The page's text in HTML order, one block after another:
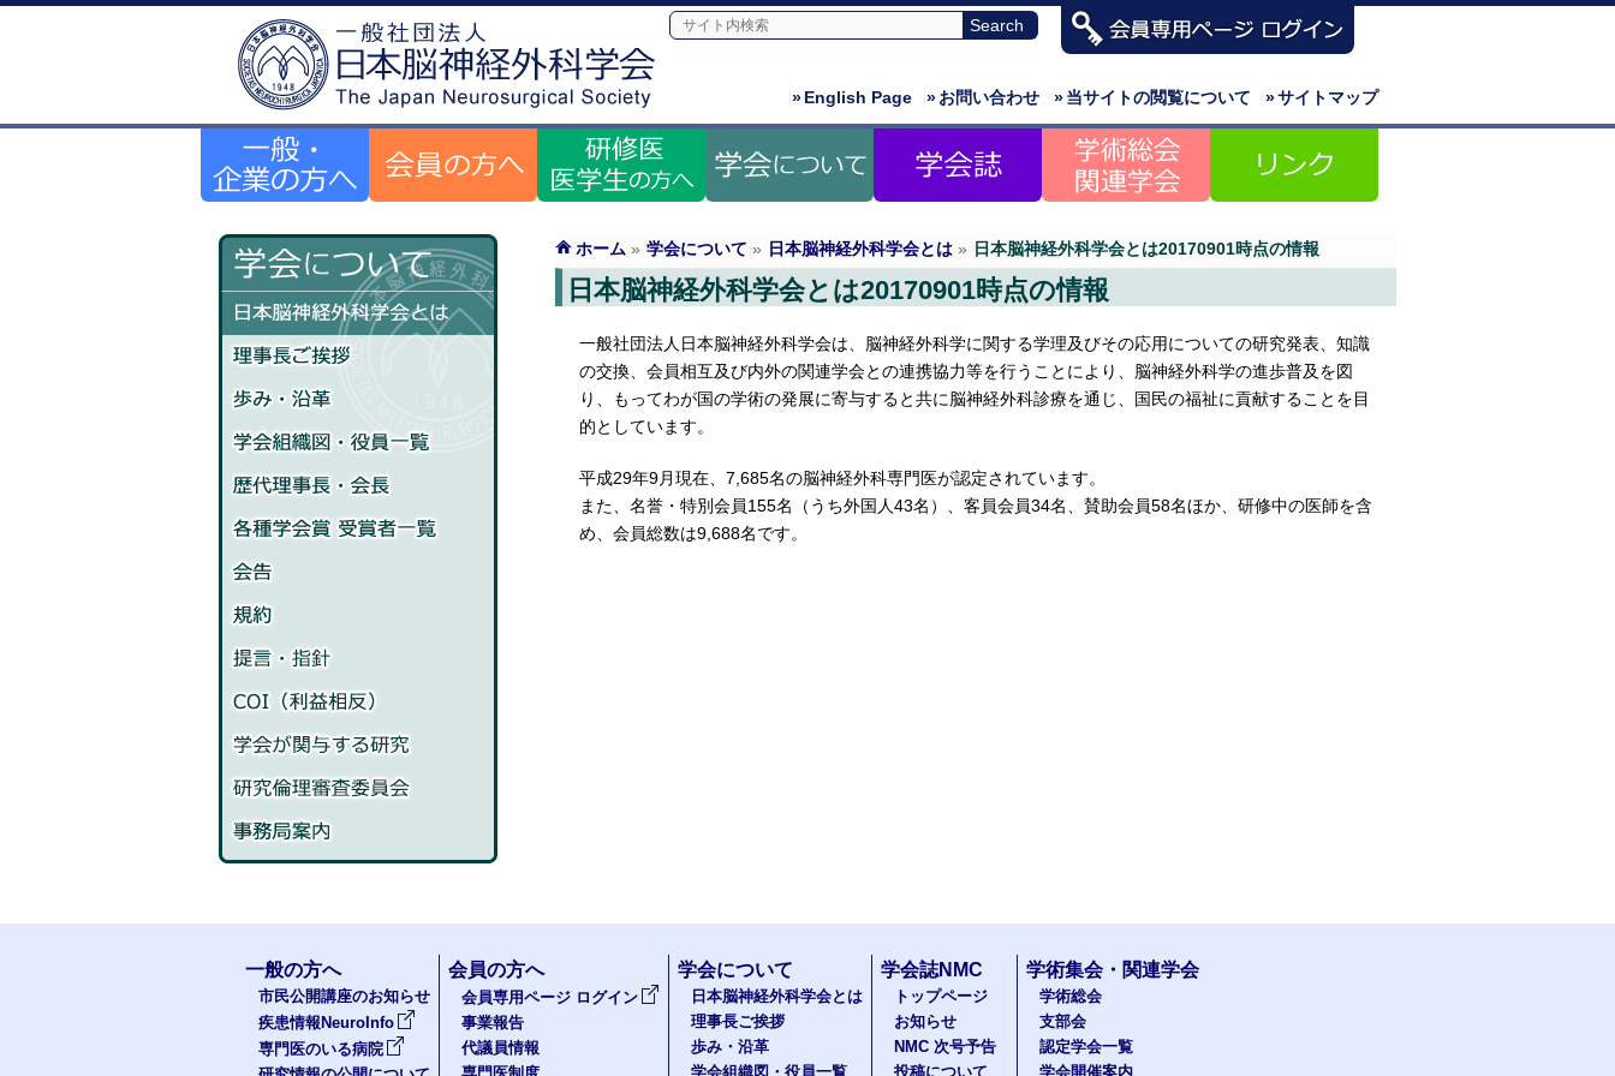
»サイトマップ
»当サイトの閲覧について
»お問い合わせ
»English Page
ホーム » 学会について » 日本脳神経外科学会とは » 日本脳神経外科学会とは20170901時点の情報
日本脳神経外科学会とは20170901時点の情報
一般社団法人日本脳神経外科学会は、脳神経外科学に関する学理及びその応用についての研究発表、知識
の交換、会員相互及び内外の関連学会との連携協力等を行うことにより、脳神経外科学の進歩普及を図
り、もってわが国の学術の発展に寄与すると共に脳神経外科診療を通じ、国民の福祉に貢献することを目
的としています。
平成29年9月現在、7,685名の脳神経外科専門医が認定されています。
また、名誉・特別会員155名（うち外国人43名）、客員会員34名、賛助会員58名ほか、研修中の医師を含
め、会員総数は9,688名です。
一般の方へ
市民公開講座のお知らせ
疾患情報NeuroInfo
専門医のいる病院
会員の方へ
会員専用ページ ログイン
事業報告
代議員情報
学会について
日本脳神経外科学会とは
理事長ご挨拶
歩み・沿革
学会組織図・役員一覧
学会誌NMC
トップページ
お知らせ
NMC 次号予告
投稿について
学術集会・関連学会
学術総会
支部会
認定学会一覧
学会開催案内